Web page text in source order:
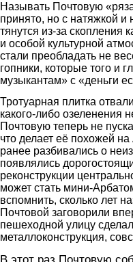
Называть Почтовую
принято, но с натяжкой
тянутся из-за скопления
и особой культурной
стали преобладать не
гопники, которые того и
музыкантам» с «деньги
Тротуарная плитка
какого-либо озеленения
Почтовую теперь не
что делает её похожей
ранее разбивались о
появлялись
реконструкции
может стать мини-
вспомнить, сколько лет
Почтовой заговорили
пешеходной улицу
металлоконструкция,
В этот раз Почтовую